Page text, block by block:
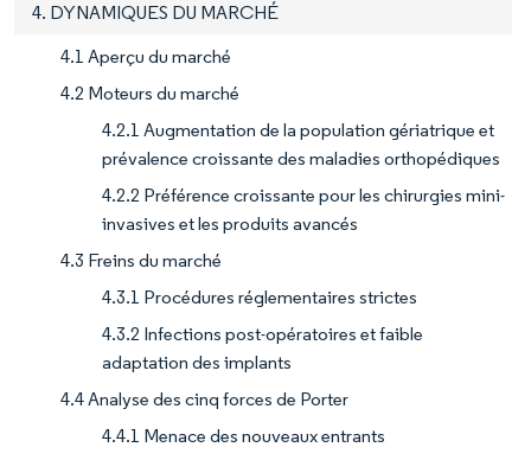
4. DYNAMIQUES DU MARCHÉ
4.1 Aperçu du marché
4.2 Moteurs du marché
4.2.1 Augmentation de la population gériatrique et
prévalence croissante des maladies orthopédiques
4.2.2 Préférence croissante pour les chirurgies mini-
invasives et les produits avancés
4.3 Freins du marché
4.3.1 Procédures réglementaires strictes
4.3.2 Infections post-opératoires et faible
adaptation des implants
4.4 Analyse des cinq forces de Porter
4.4.1 Menace des nouveaux entrants